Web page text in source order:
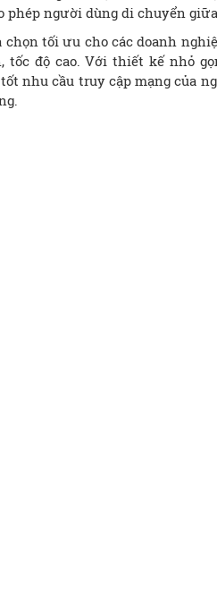
phép người dùng di chuyển
chọn tối ưu cho các doanh
tốc độ cao. Với thiết kế nhỏ
nhu cầu truy cập mạng của